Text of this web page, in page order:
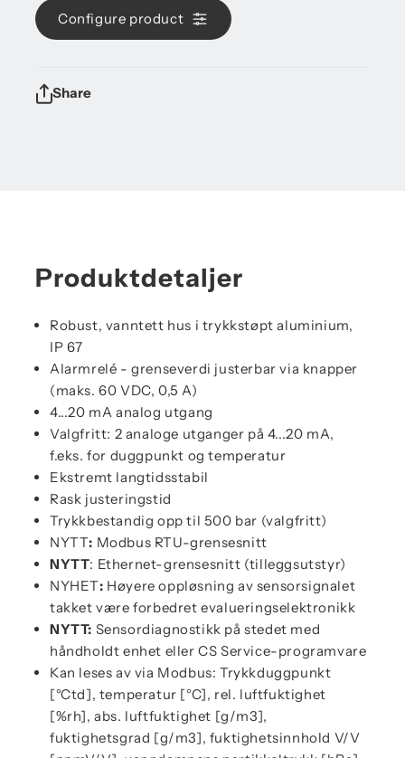
Configure product
Share
Produktdetaljer
Robust, vanntett hus i trykkstøpt aluminium,
IP 67
Alarmrelé - grenseverdi justerbar via knapper
(maks. 60 VDC, 0,5 A)
4...20 mA analog utgang
Valgfritt: 2 analoge utganger på 4...20 mA,
f.eks. for duggpunkt og temperatur
Ekstremt langtidsstabil
Rask justeringstid
Trykkbestandig opp til 500 bar (valgfritt)
NYTT: Modbus RTU-grensesnitt
NYTT: Ethernet-grensesnitt (tilleggsutstyr)
NYHET: Høyere oppløsning av sensorsignalet
takket være forbedret evalueringselektronikk
NYTT: Sensordiagnostikk på stedet med
håndholdt enhet eller CS Service-programvare
Kan leses av via Modbus: Trykkduggpunkt
[°Ctd], temperatur [°C], rel. luftfuktighet
[%rh], abs. luftfuktighet [g/m3],
fuktighetsgrad [g/m3], fuktighetsinnhold V/V